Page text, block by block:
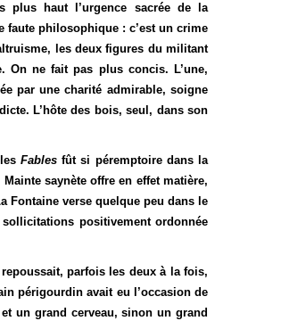
plus haut l’urgence sacrée de la
faute philosophique : c’est un crime
les deux figures du militant
On ne fait pas plus concis. L’une,
par une charité admirable, soigne
L’hôte des bois, seul, dans son
lesFables fût si péremptoire dans la
saynète offre en effet matière,
Fontaine verse quelque peu dans le
positivement ordonnée
parfois les deux à la fois,
périgourdin avait eu l’occasion de
un grand cerveau, sinon un grand